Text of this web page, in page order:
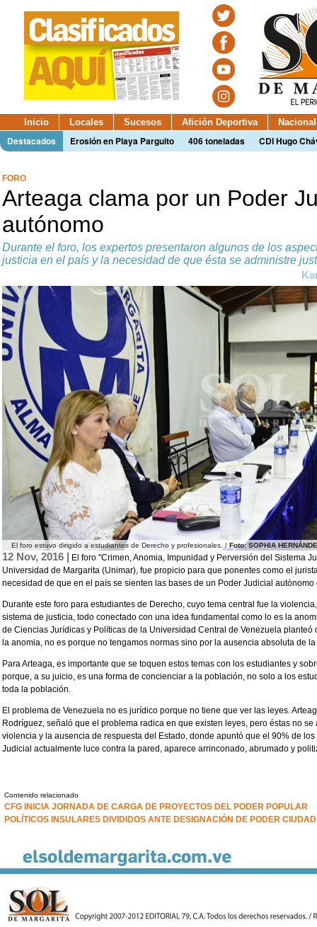
Inicio Locales Sucesos Afición Deportiva
Destacados Erosión en Playa Parguito 406 toneladas CDI Hugo
FORO
Arteaga clama por un Poder
autónomo
Durante el foro, los expertos presentaron algunos de los
justicia en el país y la necesidad de que ésta se administre
El foro estuvo dirigido a estudiantes de Derecho y profesionales. /Foto: SOPHIA
12 Nov, 2016 | El foro "Crimen, Anomia, Impunidad y Perversión del Sistema
Universidad de Margarita (Unimar), fue propicio para que ponentes como el
necesidad de que en el país se sienten las bases de un Poder Judicial
Durante este foro para estudiantes de Derecho, cuyo tema central fue la
sistema de justicia, todo conectado con una idea fundamental como lo es la
de Ciencias Jurídicas y Políticas de la Universidad Central de Venezuela planteó
la anomia, no es porque no tengamos normas sino por la ausencia absoluta de
Para Arteaga, es importante que se toquen estos temas con los estudiantes y
porque, a su juicio, es una forma de concienciar a la población, no solo a los
toda la población.
El problema de Venezuela no es jurídico porque no tiene que ver las leyes.
Rodríguez, señaló que el problema radica en que existen leyes, pero éstas no
violencia y la ausencia de respuesta del Estado, donde apuntó que el 90% de
Judicial actualmente luce contra la pared, aparece arrinconado, abrumado y
Contenido relacionado
CFG INICIA JORNADA DE CARGA DE PROYECTOS DEL PODER POPULAR
POLÍTICOS INSULARES DIVIDIDOS ANTE DESIGNACIÓN DE PODER